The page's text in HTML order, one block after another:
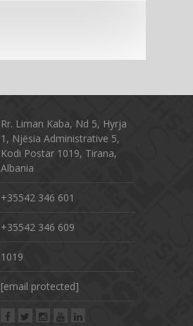
Rr. Liman Kaba, Nd 5, Hyrja
1, Njësia Administrative 5,
Kodi Postar 1019, Tirana,
Albania
+35542 346 601
+35542 346 609
1019
[email protected]